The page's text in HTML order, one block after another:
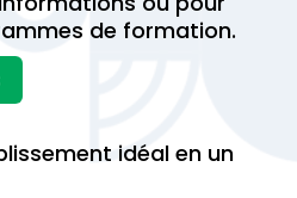
de formation.
idéal en un